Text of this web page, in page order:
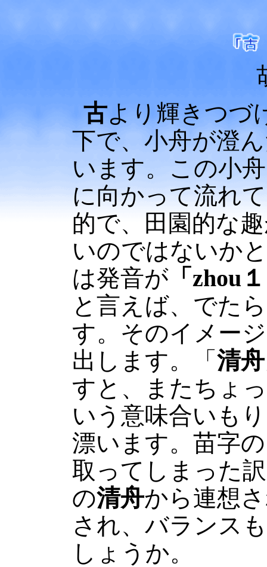
古より輝きつづ
下で、小舟が澄
います。この小
に向かって流れ
的で、田園的な
いのではないか
は発音が 「zhou
と言えば、でた
す。そのイメー
出します。「清舟
すと、またちょ
いう意味合いも
漂います。苗字
取ってしまった
の清舟から連想
され、バランス
しょうか。